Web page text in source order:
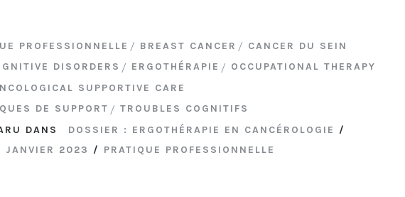
PROFESSIONNELLE
BREAST CANCER
CANCER DU SEIN
DISORDERS ERGOTHÉRAPIE
OCCUPATIONAL THERAPY
SUPPORTIVE CARE
DE SUPPORT
TROUBLES COGNITIFS
DANS
DOSSIER : ERGOTHÉRAPIE EN CANCÉROLOGIE /
JANVIER 2023 / PRATIQUE PROFESSIONNELLE